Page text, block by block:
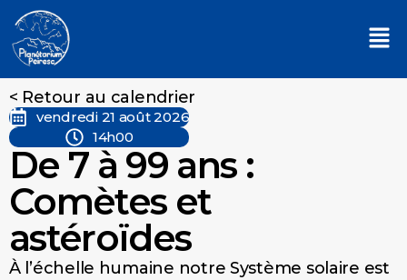
< Retour au calendrier
vendredi 21 août 2026
14h00
De 7 à 99 ans :
Comètes et
astéroïdes
À l’échelle humaine notre Système solaire est